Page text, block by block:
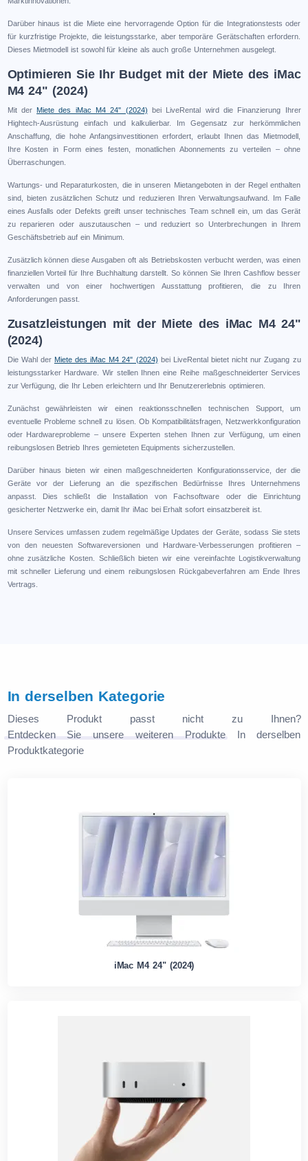
Darüber hinaus ist die Miete eine hervorragende Option für die Integrationstests oder
für kurzfristige Projekte, die leistungsstarke, aber temporäre Gerätschaften erfordern.
Dieses Mietmodell ist sowohl für kleine als auch große Unternehmen ausgelegt.
Optimieren Sie Ihr Budget mit der Miete des iMac
M4 24" (2024)
Mit der Miete des iMac M4 24" (2024) bei LiveRental wird die Finanzierung Ihrer
Hightech-Ausrüstung einfach und kalkulierbar. Im Gegensatz zur herkömmlichen
Anschaffung, die hohe Anfangsinvestitionen erfordert, erlaubt Ihnen das Mietmodell,
Ihre Kosten in Form eines festen, monatlichen Abonnements zu verteilen – ohne
Überraschungen.
Wartungs- und Reparaturkosten, die in unseren Mietangeboten in der Regel enthalten
sind, bieten zusätzlichen Schutz und reduzieren Ihren Verwaltungsaufwand. Im Falle
eines Ausfalls oder Defekts greift unser technisches Team schnell ein, um das Gerät
zu reparieren oder auszutauschen – und reduziert so Unterbrechungen in Ihrem
Geschäftsbetrieb auf ein Minimum.
Zusätzlich können diese Ausgaben oft als Betriebskosten verbucht werden, was einen
finanziellen Vorteil für Ihre Buchhaltung darstellt. So können Sie Ihren Cashflow besser
verwalten und von einer hochwertigen Ausstattung profitieren, die zu Ihren
Anforderungen passt.
Zusatzleistungen mit der Miete des iMac M4 24"
(2024)
Die Wahl der Miete des iMac M4 24" (2024) bei LiveRental bietet nicht nur Zugang zu
leistungsstarker Hardware. Wir stellen Ihnen eine Reihe maßgeschneiderter Services
zur Verfügung, die Ihr Leben erleichtern und Ihr Benutzererlebnis optimieren.
Zunächst gewährleisten wir einen reaktionsschnellen technischen Support, um
eventuelle Probleme schnell zu lösen. Ob Kompatibilitätsfragen, Netzwerkkonfiguration
oder Hardwareprobleme – unsere Experten stehen Ihnen zur Verfügung, um einen
reibungslosen Betrieb Ihres gemieteten Equipments sicherzustellen.
Darüber hinaus bieten wir einen maßgeschneiderten Konfigurationsservice, der die
Geräte vor der Lieferung an die spezifischen Bedürfnisse Ihres Unternehmens
anpasst. Dies schließt die Installation von Fachsoftware oder die Einrichtung
gesicherter Netzwerke ein, damit Ihr iMac bei Erhalt sofort einsatzbereit ist.
Unsere Services umfassen zudem regelmäßige Updates der Geräte, sodass Sie stets
von den neuesten Softwareversionen und Hardware-Verbesserungen profitieren –
ohne zusätzliche Kosten. Schließlich bieten wir eine vereinfachte Logistikverwaltung
mit schneller Lieferung und einem reibungslosen Rückgabeverfahren am Ende Ihres
Vertrags.
In derselben Kategorie
Dieses Produkt passt nicht zu Ihnen?
Entdecken Sie unsere weiteren ProdukteIn derselben
Produktkategorie
iMac M4 24" (2024)